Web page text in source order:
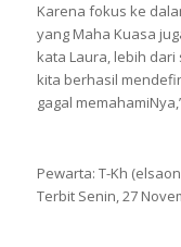
Karena fokus ke
yang Maha Kuasa
kata Laura, lebih
kita berhasil
gagal
Pewarta: T-Kh
Terbit Senin, 27